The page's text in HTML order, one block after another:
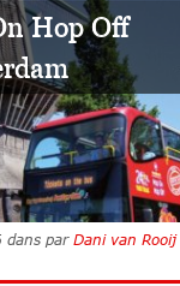
Hop Off
dans par Dani van Rooij